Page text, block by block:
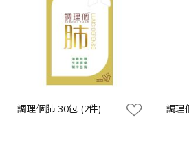
調理個肺 30包 (2件) 調理